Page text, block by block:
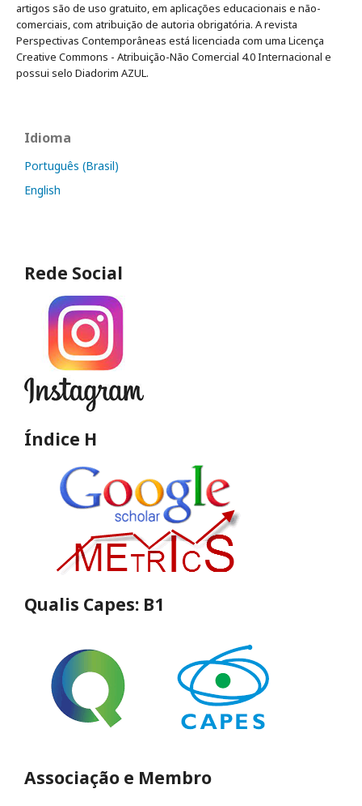
artigos são de uso gratuito, em aplicações educacionais e não-
comerciais, com atribuição de autoria obrigatória. A revista
Perspectivas Contemporâneas está licenciada com uma Licença
Creative Commons - Atribuição-Não Comercial 4.0 Internacional e
possui selo Diadorim AZUL.
Idioma
Português (Brasil)
English
Rede Social
Índice H
Qualis Capes: B1
Associação e Membro